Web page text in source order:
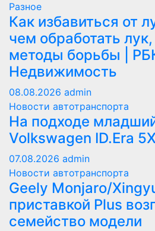
Разное
Как избавиться от
чем обработать
методы борьбы |
Недвижимость
08.08.2026 admin
Новости автотранспорта
На подходе
Volkswagen ID.Era 5X
07.08.2026 admin
Новости автотранспорта
Geely Monjaro/
приставкой Plus
семейство модели